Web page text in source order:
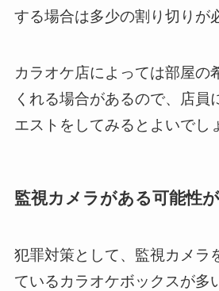
する場合は多少の割り切りが
カラオケ店によっては部屋の
くれる場合があるので、店員
エストをしてみるとよいでし
監視カメラがある可能性
犯罪対策として、監視カメラ
ているカラオケボックスが多